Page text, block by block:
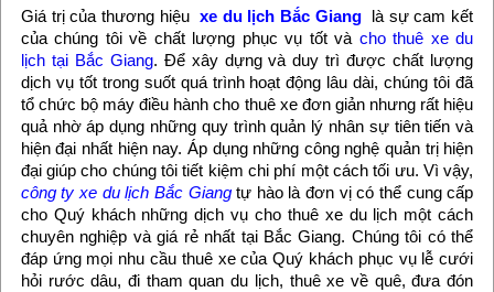
Giá trị của thương hiệu xe du lịch Bắc Gianglà sự cam kết
của chúng tôi về chất lượng phục vụ tốt và cho thuê xe du
lịch tại Bắc Giang. Để xây dựng và duy trì được chất lượng
dịch vụ tốt trong suốt quá trình hoạt động lâu dài, chúng tôi đã
tổ chức bộ máy điều hành cho thuê xe đơn giản nhưng rất hiệu
quả nhờ áp dụng những quy trình quản lý nhân sự tiên tiến và
hiện đại nhất hiện nay. Áp dụng những công nghệ quản trị hiện
đại giúp cho chúng tôi tiết kiệm chi phí một cách tối ưu. Vì vậy,
công ty xe du lịch Bắc Giangtự hào là đơn vị có thể cung cấp
cho Quý khách những dịch vụ cho thuê xe du lịch một cách
chuyên nghiệp và giá rẻ nhất tại Bắc Giang. Chúng tôi có thể
đáp ứng mọi nhu cầu thuê xe của Quý khách phục vụ lễ cưới
hỏi rước dâu, đi tham quan du lịch, thuê xe về quê, đưa đón